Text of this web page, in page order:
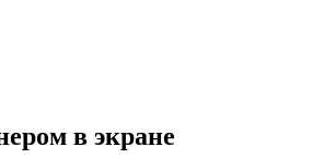
в экране